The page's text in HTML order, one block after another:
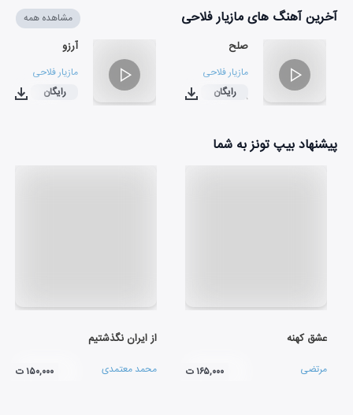
آخرین آهنگ های مازیار فلاحی مشاهده همه
صلح
مازیار فلاحی
۰۳:۵۸
رایگان
آرزو
مازیار فلاحی
۰۴:۰۶
رایگان
پیشنهاد بیپ تونز به شما
عشق کهنه
مرتضی ۱۶۵,۰۰۰ ت
از ایران نگذشتیم
محمد معتمدی ۱۵۰,۰۰۰ ت